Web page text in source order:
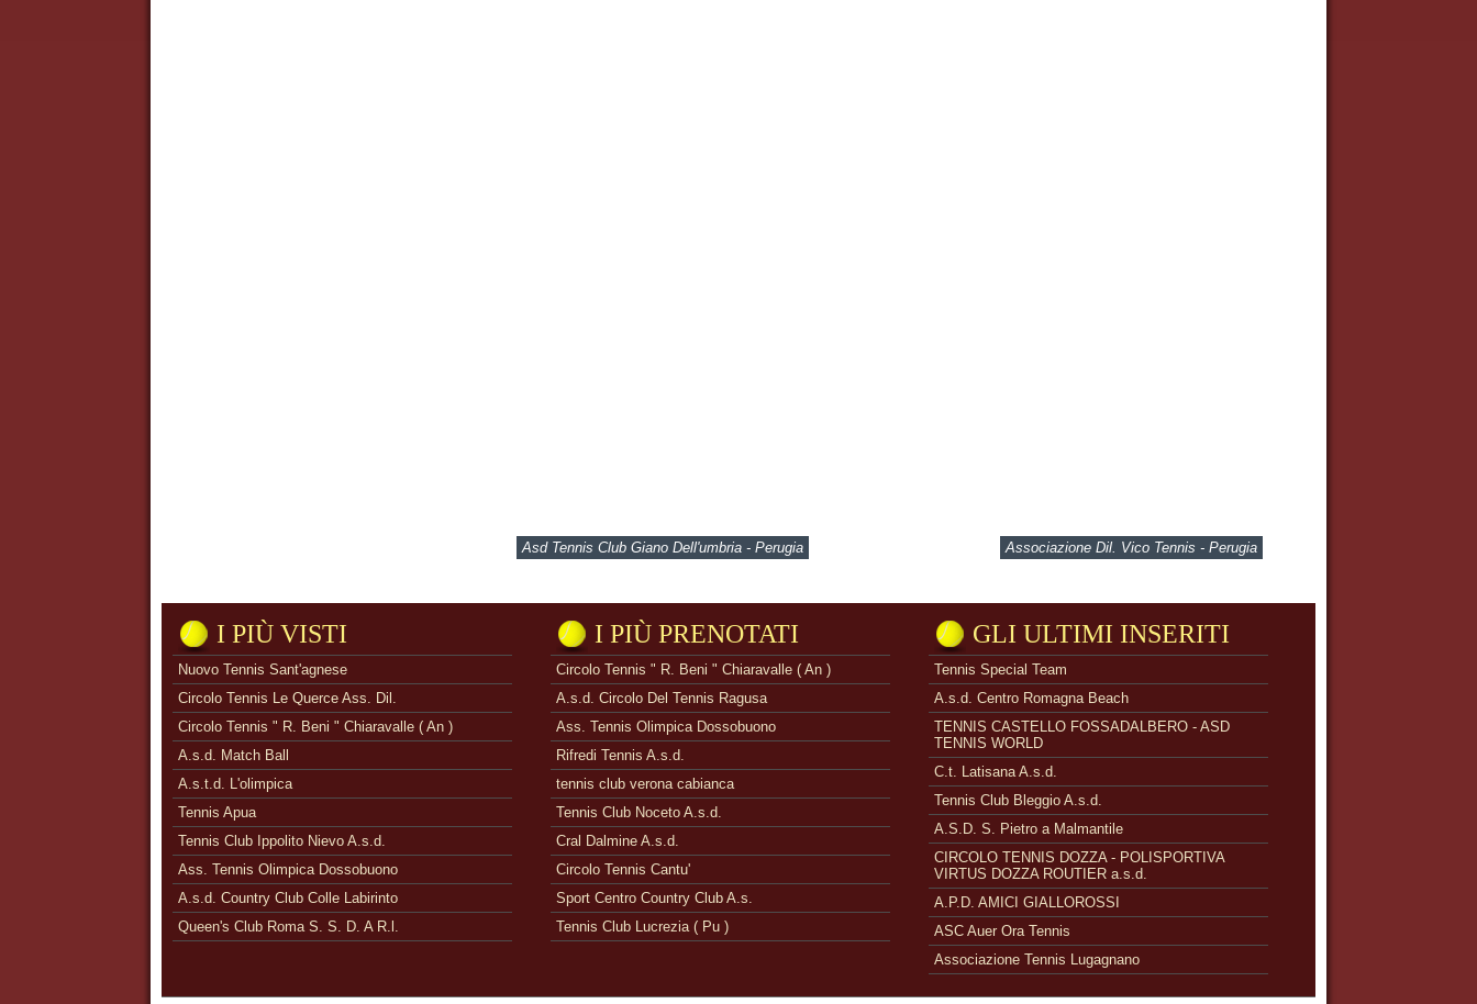
Asd Tennis Club Giano Dell'umbria - Perugia Associazione Dil. Vico Tennis - Perugia
I PIÙ VISTI
Nuovo Tennis Sant'agnese
Circolo Tennis Le Querce Ass. Dil.
Circolo Tennis " R. Beni " Chiaravalle ( An )
A.s.d. Match Ball
A.s.t.d. L'olimpica
Tennis Apua
Tennis Club Ippolito Nievo A.s.d.
Ass. Tennis Olimpica Dossobuono
A.s.d. Country Club Colle Labirinto
Queen's Club Roma S. S. D. A R.l.
I PIÙ PRENOTATI
Circolo Tennis " R. Beni " Chiaravalle ( An )
A.s.d. Circolo Del Tennis Ragusa
Ass. Tennis Olimpica Dossobuono
Rifredi Tennis A.s.d.
tennis club verona cabianca
Tennis Club Noceto A.s.d.
Cral Dalmine A.s.d.
Circolo Tennis Cantu'
Sport Centro Country Club A.s.
Tennis Club Lucrezia ( Pu )
GLI ULTIMI INSERITI
Tennis Special Team
A.s.d. Centro Romagna Beach
TENNIS CASTELLO FOSSADALBERO - ASD
TENNIS WORLD
C.t. Latisana A.s.d.
Tennis Club Bleggio A.s.d.
A.S.D. S. Pietro a Malmantile
CIRCOLO TENNIS DOZZA - POLISPORTIVA
VIRTUS DOZZA ROUTIER a.s.d.
A.P.D. AMICI GIALLOROSSI
ASC Auer Ora Tennis
Associazione Tennis Lugagnano